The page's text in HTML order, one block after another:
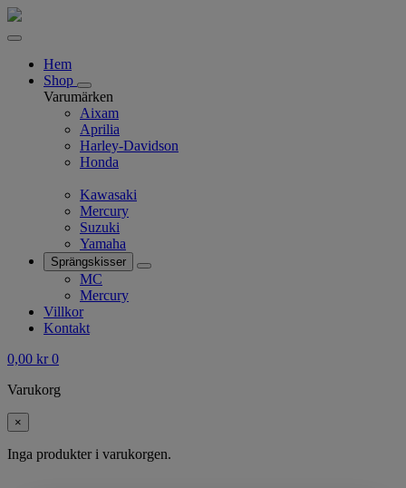
Hem
Shop
Varumärken
Aixam
Aprilia
Harley-Davidson
Honda
Kawasaki
Mercury
Suzuki
Yamaha
Sprängskisser
MC
Mercury
Villkor
Kontakt
0,00 kr 0
Varukorg
×
Inga produkter i varukorgen.